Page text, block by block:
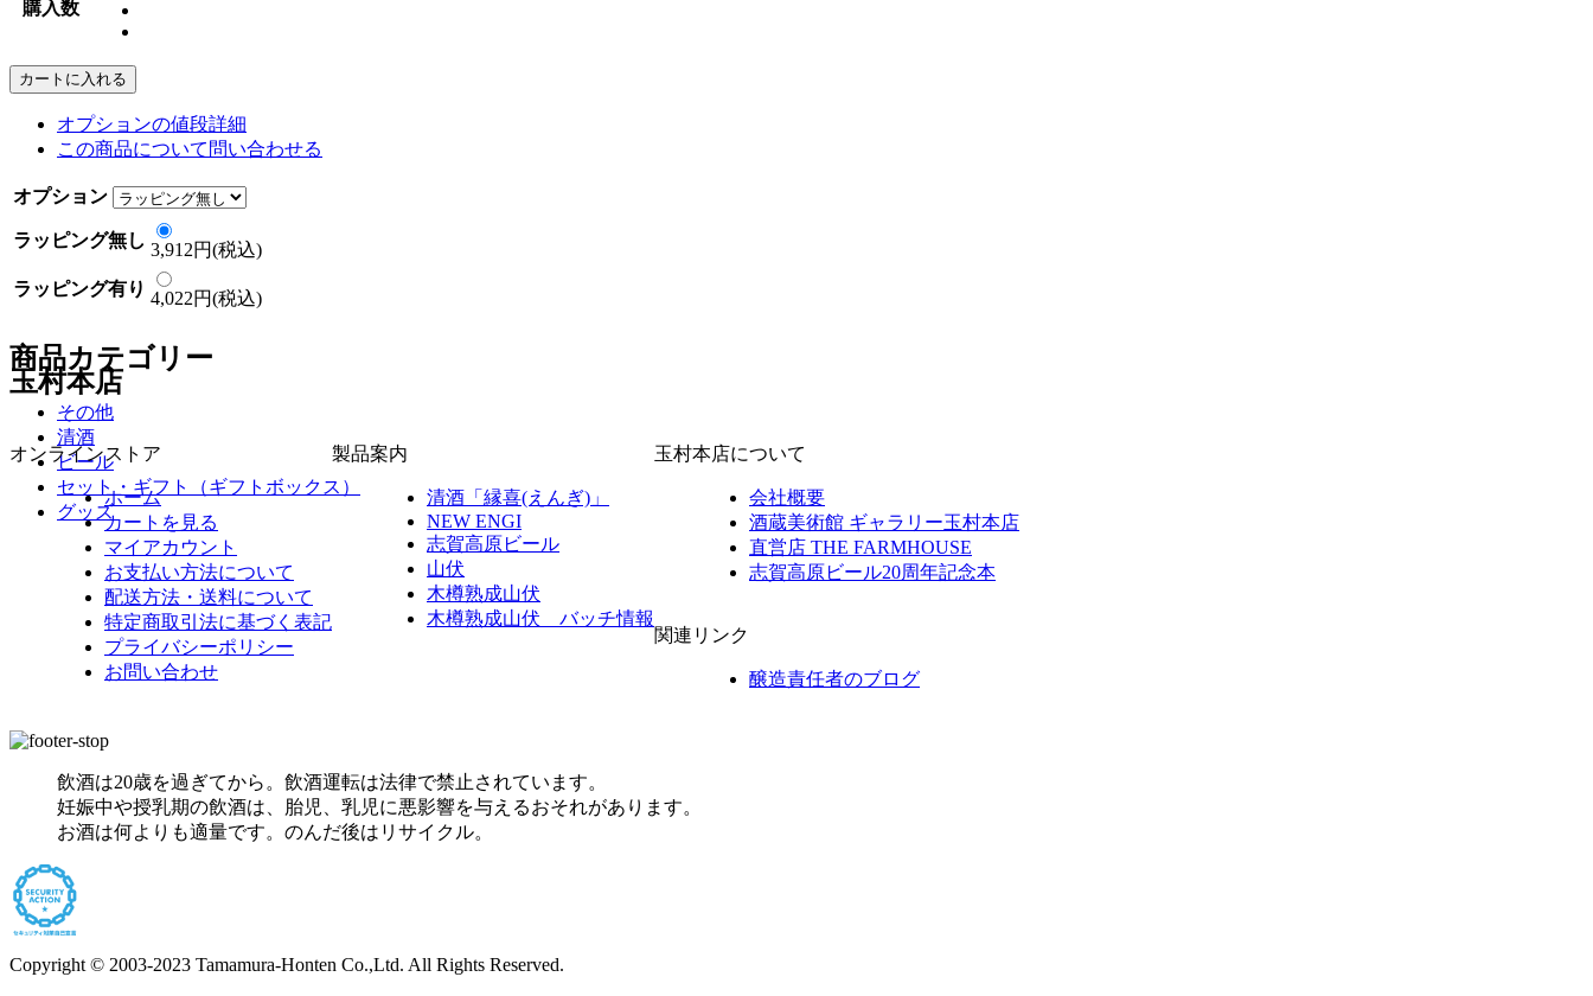
購入数
カートに入れる
オプションの値段詳細
この商品について問い合わせる
オプション
ラッピング無し 3,912円(税込)
ラッピング有り 4,022円(税込)
商品カテゴリー
その他
清酒
ビール
セット・ギフト（ギフトボックス）
グッズ
玉村本店
オンラインストア
ホーム
カートを見る
マイアカウント
お支払い方法について
配送方法・送料について
特定商取引法に基づく表記
プライバシーポリシー
お問い合わせ
製品案内
清酒「縁喜(えんぎ)」
NEW ENGI
志賀高原ビール
山伏
木樽熟成山伏
木樽熟成山伏 バッチ情報
玉村本店について
会社概要
酒蔵美術館 ギャラリー玉村本店
直営店 THE FARMHOUSE
志賀高原ビール20周年記念本
関連リンク
醸造責任者のブログ
飲酒は20歳を過ぎてから。飲酒運転は法律で禁止されています。
妊娠中や授乳期の飲酒は、胎児、乳児に悪影響を与えるおそれがあります。
お酒は何よりも適量です。のんだ後はリサイクル。
Copyright © 2003-2023 Tamamura-Honten Co.,Ltd. All Rights Reserved.